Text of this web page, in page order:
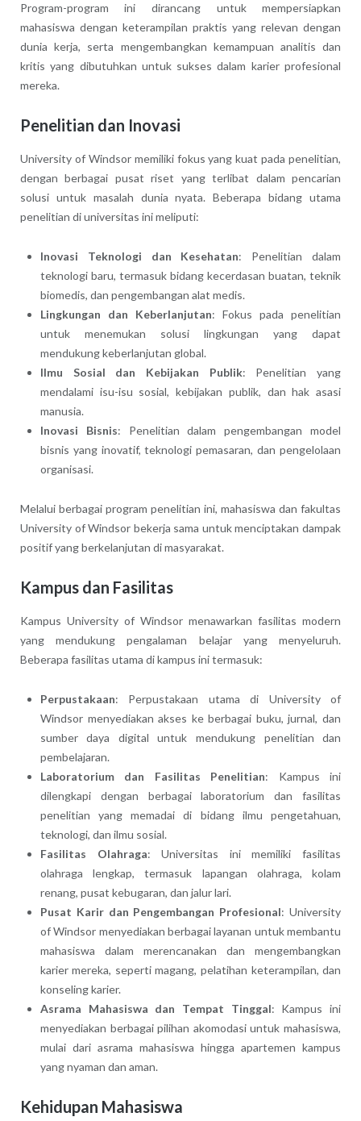
Program-program ini dirancang untuk mempersiapkan
mahasiswa dengan keterampilan praktis yang relevan dengan
dunia kerja, serta mengembangkan kemampuan analitis dan
kritis yang dibutuhkan untuk sukses dalam karier profesional
mereka.
Penelitian dan Inovasi
University of Windsor memiliki fokus yang kuat pada penelitian,
dengan berbagai pusat riset yang terlibat dalam pencarian
solusi untuk masalah dunia nyata. Beberapa bidang utama
penelitian di universitas ini meliputi:
Inovasi Teknologi dan Kesehatan: Penelitian dalam
teknologi baru, termasuk bidang kecerdasan buatan, teknik
biomedis, dan pengembangan alat medis.
Lingkungan dan Keberlanjutan: Fokus pada penelitian
untuk menemukan solusi lingkungan yang dapat
mendukung keberlanjutan global.
Ilmu Sosial dan Kebijakan Publik: Penelitian yang
mendalami isu-isu sosial, kebijakan publik, dan hak asasi
manusia.
Inovasi Bisnis: Penelitian dalam pengembangan model
bisnis yang inovatif, teknologi pemasaran, dan pengelolaan
organisasi.
Melalui berbagai program penelitian ini, mahasiswa dan fakultas
University of Windsor bekerja sama untuk menciptakan dampak
positif yang berkelanjutan di masyarakat.
Kampus dan Fasilitas
Kampus University of Windsor menawarkan fasilitas modern
yang mendukung pengalaman belajar yang menyeluruh.
Beberapa fasilitas utama di kampus ini termasuk:
Perpustakaan: Perpustakaan utama di University of
Windsor menyediakan akses ke berbagai buku, jurnal, dan
sumber daya digital untuk mendukung penelitian dan
pembelajaran.
Laboratorium dan Fasilitas Penelitian: Kampus ini
dilengkapi dengan berbagai laboratorium dan fasilitas
penelitian yang memadai di bidang ilmu pengetahuan,
teknologi, dan ilmu sosial.
Fasilitas Olahraga: Universitas ini memiliki fasilitas
olahraga lengkap, termasuk lapangan olahraga, kolam
renang, pusat kebugaran, dan jalur lari.
Pusat Karir dan Pengembangan Profesional: University
of Windsor menyediakan berbagai layanan untuk membantu
mahasiswa dalam merencanakan dan mengembangkan
karier mereka, seperti magang, pelatihan keterampilan, dan
konseling karier.
Asrama Mahasiswa dan Tempat Tinggal: Kampus ini
menyediakan berbagai pilihan akomodasi untuk mahasiswa,
mulai dari asrama mahasiswa hingga apartemen kampus
yang nyaman dan aman.
Kehidupan Mahasiswa